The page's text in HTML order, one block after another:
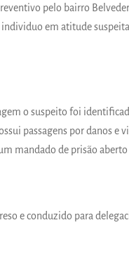
pelo bairro
em atitude
o suspeito foi
passagens por danos e
mandado de prisão aberto
e conduzido para